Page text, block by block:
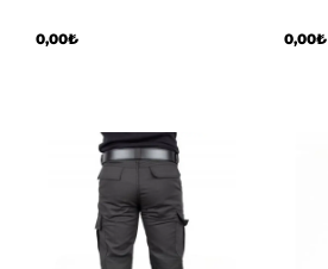
0,00₺ 0,00₺